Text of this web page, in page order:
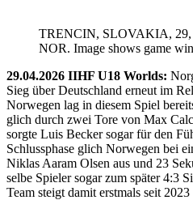
TRENCIN, SLOVAKIA, 29,
NOR. Image shows game
29.04.2026 IIHF U18 Worlds:
Sieg über Deutschland erneut im
Norwegen lag in diesem Spiel
glich durch zwei Tore von Max
sorgte Luis Becker sogar für den
Schlussphase glich Norwegen bei
Niklas Aaram Olsen aus und 23
selbe Spieler sogar zum später 4:3
Team steigt damit erstmals seit